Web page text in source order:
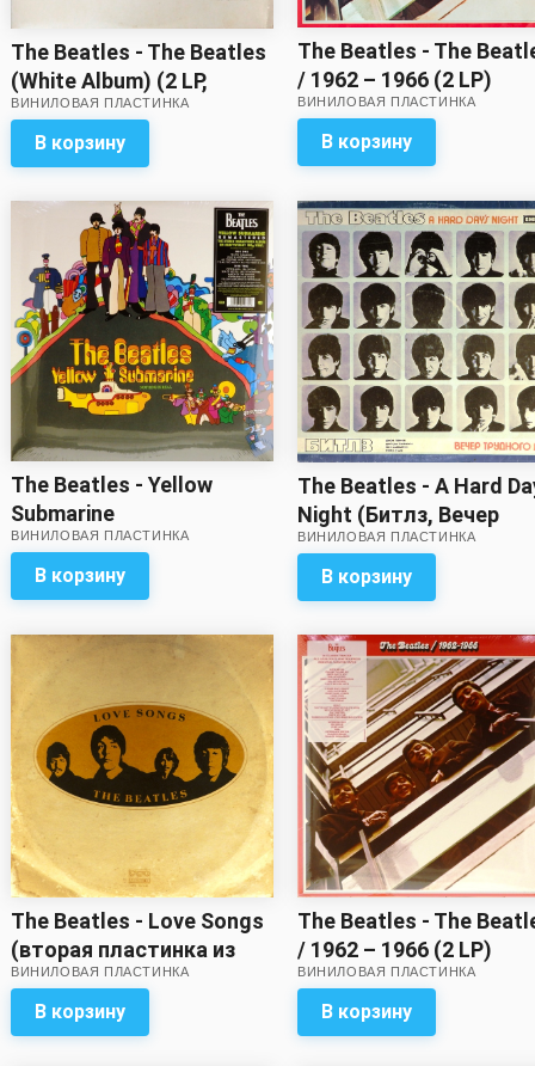
The Beatles - The Beatles
(White Album) (2 LP,
numbered) // Звук на пять
с минусом! Сохранность
обложки – на четыре с
минусом! Целый набор
вкладок – в комплекте!
ВИНИЛОВАЯ ПЛАСТИНКА
В корзину
The Beatles - The
/ 1962 – 1966 (2 LP)
ВИНИЛОВАЯ ПЛАСТИНКА
В корзину
The Beatles - Yellow
Submarine
ВИНИЛОВАЯ ПЛАСТИНКА
В корзину
The Beatles - A Hard
Night (Битлз, Вечер
трудного дня)
ВИНИЛОВАЯ ПЛАСТИНКА
В корзину
The Beatles - Love Songs
(вторая пластинка из
двух!) // Хороший звук!
ВИНИЛОВАЯ ПЛАСТИНКА
В корзину
The Beatles - The
/ 1962 – 1966 (2 LP)
ВИНИЛОВАЯ ПЛАСТИНКА
В корзину